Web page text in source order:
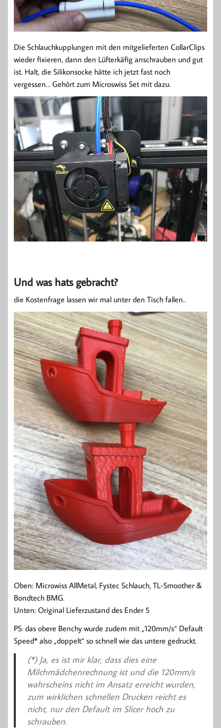
Die Schlauchkupplungen mit den mitgelieferten CollarClips
wieder fixieren, dann den Lüfterkäfig anschrauben und gut
ist. Halt, die Silikonsocke hätte ich jetzt fast noch
vergessen… Gehört zum Microswiss Set mit dazu.
Und was hats gebracht?
die Kostenfrage lassen wir mal unter den Tisch fallen..
Oben: Microwiss AllMetal, Fystec Schlauch, TL-Smoother &
Bondtech BMG.
Unten: Original Lieferzustand des Ender 5
PS: das obere Benchy wurde zudem mit „120mm/s“ Default
Speed* also „doppelt“ so schnell wie das untere gedruckt.
(*) Ja, es ist mir klar, dass dies eine
Milchmädchenrechnung ist und die 120mm/s
wahrscheins nicht im Ansatz erreicht wurden,
zum wirklichen schnellen Drucken reicht es
nicht, nur den Default im Slicer hoch zu
schrauben.